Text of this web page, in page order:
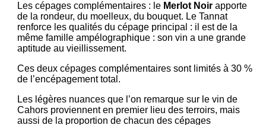
Les cépages complémentaires : le Merlot Noir apporte
de la rondeur, du moelleux, du bouquet. Le Tannat
renforce les qualités du cépage principal : il est de la
même famille ampélographique : son vin a une grande
aptitude au vieillissement.
Ces deux cépages complémentaires sont limités à 30 %
de l’encépagement total.
Les légères nuances que l’on remarque sur le vin de
Cahors proviennent en premier lieu des terroirs, mais
aussi de la proportion de chacun des cépages